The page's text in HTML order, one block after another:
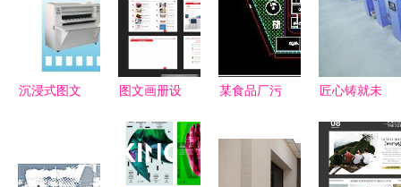
沉浸式图文
叙事的双重
图文画册设
示服务的艺
术融合
某食品厂污
资源与实用
匠心铸就未
三维影像展
示